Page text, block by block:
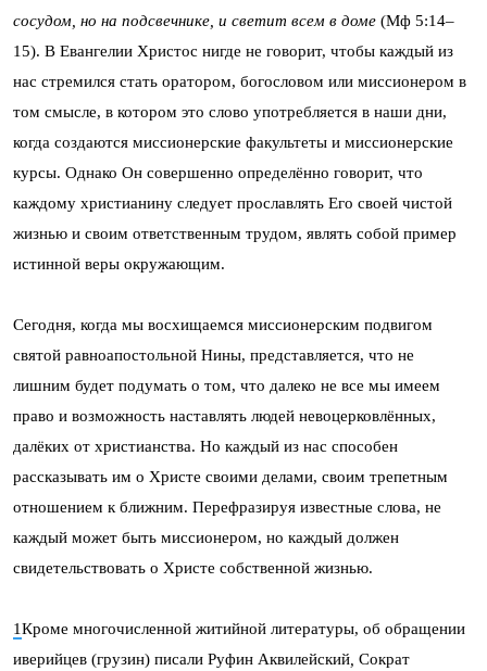
сосудом, но на подсвечнике, и светит всем в доме (Мф 5:14–
15). В Евангелии Христос нигде не говорит, чтобы каждый из
нас стремился стать оратором, богословом или миссионером в
том смысле, в котором это слово употребляется в наши дни,
когда создаются миссионерские факультеты и миссионерские
курсы. Однако Он совершенно определённо говорит, что
каждому христианину следует прославлять Его своей чистой
жизнью и своим ответственным трудом, являть собой пример
истинной веры окружающим.
Сегодня, когда мы восхищаемся миссионерским подвигом
святой равноапостольной Нины, представляется, что не
лишним будет подумать о том, что далеко не все мы имеем
право и возможность наставлять людей невоцерковлённых,
далёких от христианства. Но каждый из нас способен
рассказывать им о Христе своими делами, своим трепетным
отношением к ближним. Перефразируя известные слова, не
каждый может быть миссионером, но каждый должен
свидетельствовать о Христе собственной жизнью.
1Кроме многочисленной житийной литературы, об обращении
иверийцев (гру­­­зин) писали Руфин Аквилейский Сократ